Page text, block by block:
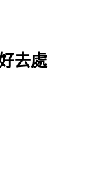
去處